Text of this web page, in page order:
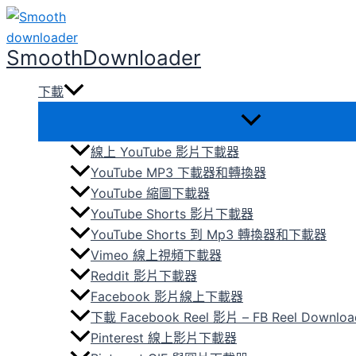
跳
至
主
SmoothDownloader
下載
線上 YouTube 影片下載器
YouTube MP3 下載器和轉換器
YouTube 縮圖下載器
YouTube Shorts 影片下載器
YouTube Shorts 到 Mp3 轉換器和下載器
Vimeo 線上視頻下載器
Reddit 影片下載器
Facebook 影片線上下載器
下載 Facebook Reel 影片 – FB Reel
Pinterest 線上影片下載器